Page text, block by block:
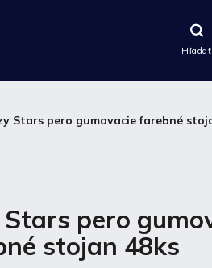
Hľadať
Stars pero gumovacie farebné
Stars pero
stojan 48ks